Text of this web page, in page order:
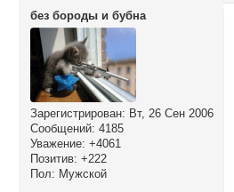
без бороды и бубна
Зарегистрирован: Вт, 26 Сен 2006
Сообщений: 4185
Уважение: +4061
Позитив: +222
Пол: Мужской